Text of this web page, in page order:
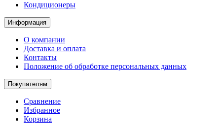
Кондиционеры
Информация
О компании
Доставка и оплата
Контакты
Положение об обработке персональных данных
Покупателям
Сравнение
Избранное
Корзина